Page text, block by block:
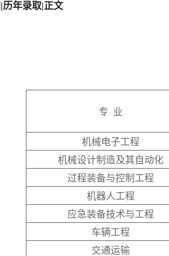
|历年录取|正文
专 业
机械电子工程
机械设计制造及其自动化
过程装备与控制工程
机器人工程
应急装备技术与工程
车辆工程
交通运输